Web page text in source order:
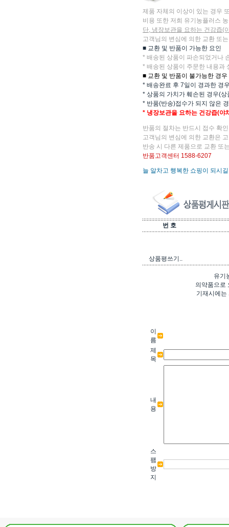
제품 자체의 이상이 있는 경우
비용 또한 저희 유기농플러스
단, 냉장보관을 요하는 건강즙(
고객님의 변심에 의한 교환 또
■ 교환 및 반품이 가능한 요인
* 배송된 상품이 파손되었거나
* 배송된 상품이 주문한 내용과
■ 교환 및 반품이 불가능한 경우
* 배송완료 후 7일이 경과한 경
* 상품의 가치가 훼손된 경우(
* 반품(반송)접수가 되지 않은
* 냉장보관을 요하는 건강즙(야
반품의 절차는 반드시 접수 확
고객님의 변심에 의한 교환은
반송 시 다른 제품으로 교환 또
반품고객센터 1588-6207
늘 알차고 행복한 쇼핑이 되시
번 호
상품평쓰기..
유기
의약품으로
기재시에는
이
름
제
목
내
용
스
팸
방
지